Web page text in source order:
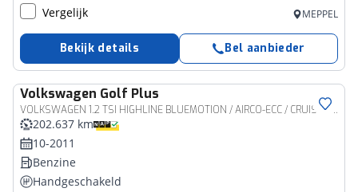
Vergelijk MEPPEL
Bekijk details Bel aanbieder
Volkswagen Golf Plus
VOLKSWAGEN 1.2 TSI HIGHLINE BLUEMOTION / AIRCO-ECC / CRUISE CTR. / TREKHAAK / ELEK. RAMEN / 16&#39;&#39; LM-VELGEN
202.637 km
10-2011
Benzine
Handgeschakeld